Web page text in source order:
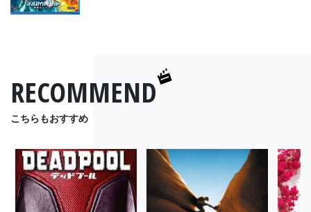
RECOMMEND
こちらもおすすめ